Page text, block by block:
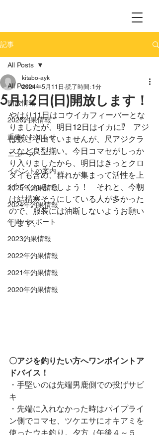
記事
All Posts
開放情報
2026釣果情報
重要なお知らせ
ニュース
イベントの案内
2025年釣果情報
2024年釣果情報
年間パスポート
2023釣果情報
2022年釣果情報
2021年釣果情報
2020年釣果情報
All Posts
5月12日(日)開放します！
kitabo-ayk
2024年5月11日 読了時間: 1分
やはり11日はコウイカフィーバーとな
りましたが、明日12日はイカに⁉　アジ
は数こそ出ていませんが、尺アジクラ
スなど良型揃い。今日コマセがしっか
り入りましたから、明日はきっとクロ
ダイも含め、群れが集まって活性を上
げてくれるでしょう！　それと、今朝
は結構寒そうにしている人が多かった
ので、服装には油断しないようお願い
します。
〇アジを釣りたい方へワンポイントア
ドバイス！
・手堅いのは先端男鹿側での投げサビ
キ
・先端に入れなかった時はパイプライ
ン側でコマセ、ツケエサにオキアミを
使ったウキ釣り。夕方（午後４～５